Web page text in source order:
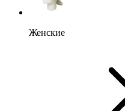
Женские